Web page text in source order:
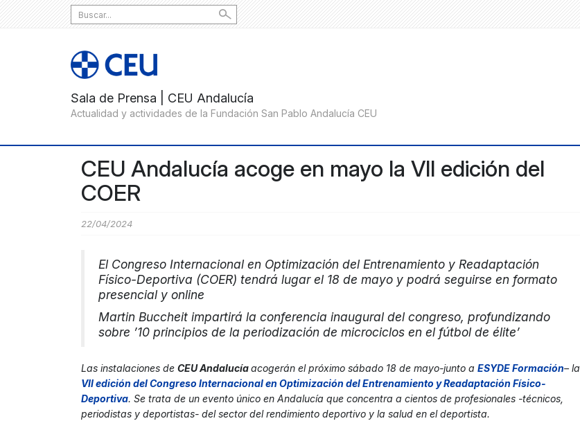
Search
for:
CEU Andalucía acoge en mayo la VII edición del
COER
22/04/2024
El Congreso Internacional en Optimización del Entrenamiento y Readaptación
Físico-Deportiva (COER) tendrá lugar el 18 de mayo y podrá seguirse en formato
presencial y online
Martin Buccheit impartirá la conferencia inaugural del congreso, profundizando
sobre ’10 principios de la periodización de microciclos en el fútbol de élite’
Las instalaciones de CEU Andalucíaacogerán el próximo sábado 18 de mayo-junto a ESYDE Formación– la
VII edición del Congreso Internacional en Optimización del Entrenamiento y Readaptación Físico-
Deportiva. Se trata de un evento único en Andalucía que concentra a cientos de profesionales -técnicos,
periodistas y deportistas- del sector del rendimiento deportivo y la salud en el deportista.